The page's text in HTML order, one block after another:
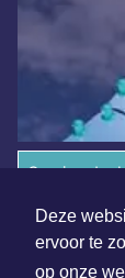
Deze
ervoor te
op onze
Overige
Algemene